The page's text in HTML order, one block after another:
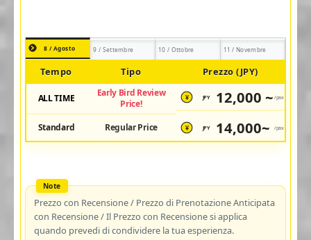
8 / Agosto 9 / Settembre 10 / Ottobre 11 / Novembre
Tempo Tipo Prezzo (JPY)
ALL TIME
Early Bird Review
Price!
¥ JPY 12,000 ~ /pax
Standard Regular Price ¥ JPY 14,000~ /pax
Prezzo con Recensione / Prezzo di Prenotazione Anticipata
con Recensione / Il Prezzo con Recensione si applica
quando prevedi di condividere la tua esperienza.